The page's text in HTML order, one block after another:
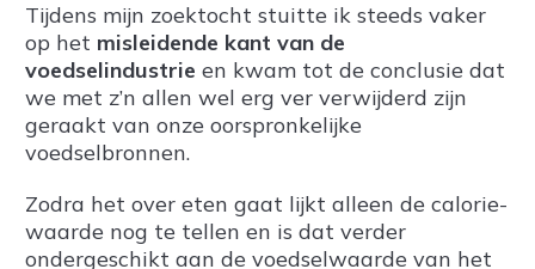
Tijdens mijn zoektocht stuitte ik steeds vaker
op het misleidende kant van de
voedselindustrie en kwam tot de conclusie dat
we met z’n allen wel erg ver verwijderd zijn
geraakt van onze oorspronkelijke
voedselbronnen.
Zodra het over eten gaat lijkt alleen de calorie-
waarde nog te tellen en is dat verder
ondergeschikt aan de voedselwaarde van het